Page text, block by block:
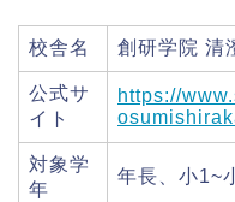
校舎名 創研学院 清
公式サ
イト
https://
対象学
年
年長、小1~